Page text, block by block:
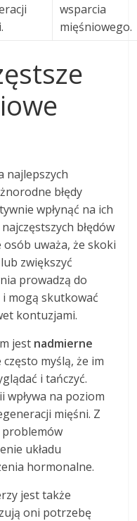
wsparcia
mięśniowego.
najlepszych
błędy
wpłynąć na ich
błędów
osób uważa, że skoki
zwiększyć
prowadzą do
i mogą skutkować
kontuzjami.
jest nadmierne
często myślą, że im
i tańczyć.
wpływa na poziom
mięśni. Z
problemów
układu
hormonalne.
jest także
oni potrzebę